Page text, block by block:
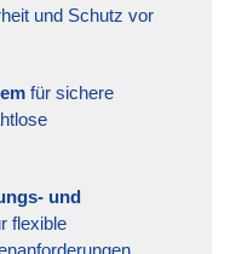
und Schutz vor
für sichere
und
flexible